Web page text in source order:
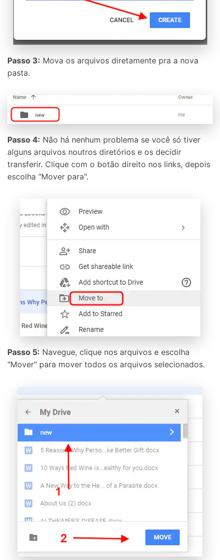
Passo 3: Mova os arquivos diretamente pra a nova
pasta.
Passo 4: Não há nenhum problema se você só tiver
alguns arquivos noutros diretórios e os decidir
transferir. Clique com o botão direito nos links, depois
escolha "Mover para".
Passo 5: Navegue, clique nos arquivos e escolha
"Mover" para mover todos os arquivos selecionados.